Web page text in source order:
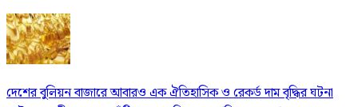
দেশের বুলিয়ন বাজারে আবারও এক ঐতিহাসিক ও রেকর্ড দাম বৃদ্ধির ঘটনা